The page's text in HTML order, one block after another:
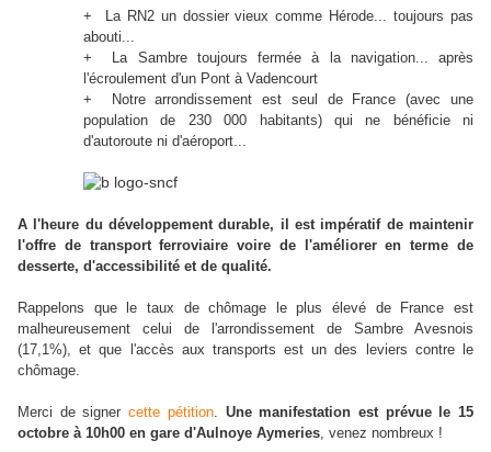
+ La RN2 un dossier vieux comme Hérode... toujours pas
abouti...
+ La Sambre toujours fermée à la navigation... après
l'écroulement d'un Pont à Vadencourt
+ Notre arrondissement est seul de France (avec une
population de 230 000 habitants) qui ne bénéficie ni
d'autoroute ni d'aéroport...
A l'heure du développement durable, il est impératif de maintenir
l'offre de transport ferroviaire voire de l'améliorer en terme de
desserte, d'accessibilité et de qualité.
Rappelons que le taux de chômage le plus élevé de France est
malheureusement celui de l'arrondissement de Sambre Avesnois
(17,1%), et que l'accès aux transports est un des leviers contre le
chômage.
Merci de signercette pétition. Une manifestation est prévue le 15
octobre à 10h00 en gare d'Aulnoye Aymeries, venez nombreux !